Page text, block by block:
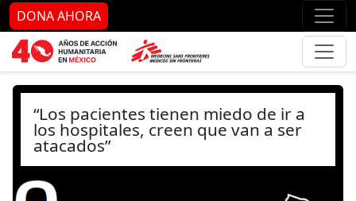
Ir al contenido principal Ir
DONA AHORA
“Los pacientes tienen miedo de ir a
los hospitales, creen que van a ser
atacados”